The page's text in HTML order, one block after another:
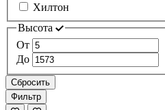
Хилтон
Высота
От
До
Сбросить
Фильтр